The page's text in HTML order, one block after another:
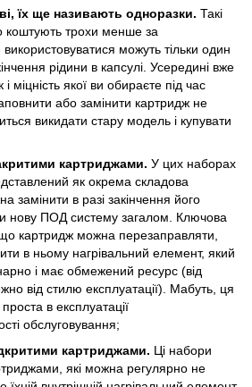
їх ще називають одноразки. Такі
коштують трохи менше за
можуть тільки один
рідини в капсулі. Усередині вже
міцність якої ви обираєте під час
або замінити картридж не
викидати стару модель і купувати
картриджами. У цих наборах
як окрема складова
замінити в разі закінчення його
нову ПОД систему загалом. Ключова
що картридж можна перезаправляти,
в ньому нагрівальний елемент, який
і має обмежений ресурс (від
від стилю експлуатації). Мабуть, ця
в експлуатації
обслуговування;
картриджами. Ці набори
які можна регулярно не